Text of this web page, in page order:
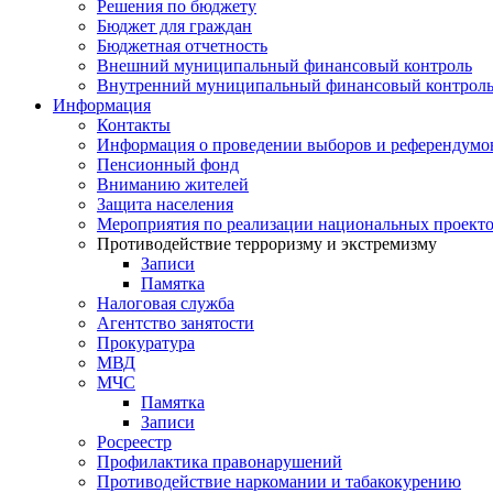
Решения по бюджету
Бюджет для граждан
Бюджетная отчетность
Внешний муниципальный финансовый контроль
Внутренний муниципальный финансовый контроль
Информация
Контакты
Информация о проведении выборов и
Пенсионный фонд
Вниманию жителей
Защита населения
Мероприятия по реализации национальных
Противодействие терроризму и экстремизму
Записи
Памятка
Налоговая служба
Агентство занятости
Прокуратура
МВД
МЧС
Памятка
Записи
Росреестр
Профилактика правонарушений
Противодействие наркомании и табакокурению